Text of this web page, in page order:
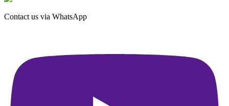
Contact us via WhatsApp